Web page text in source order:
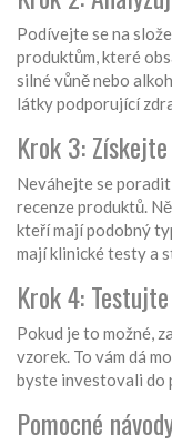
Podívejte se na
produktům, které
silné vůně nebo
látky podporující
Krok 3:
Neváhejte se
recenze produktů.
kteří mají podobný
mají klinické testy a
Krok 4: Testujte
Pokud je to možné,
vzorek. To vám dá
byste investovali do
Pomocné